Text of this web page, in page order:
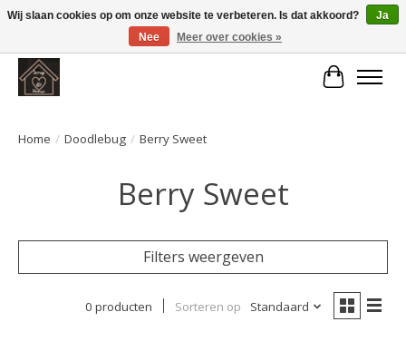
Large selection of products and fast shipping!
Home / Doodlebug / Berry Sweet
Berry Sweet
Filters weergeven
0 producten Sorteren op Standaard
Wij slaan cookies op om onze website te verbeteren. Is dat akkoord?
Ja
Nee
Meer over cookies »